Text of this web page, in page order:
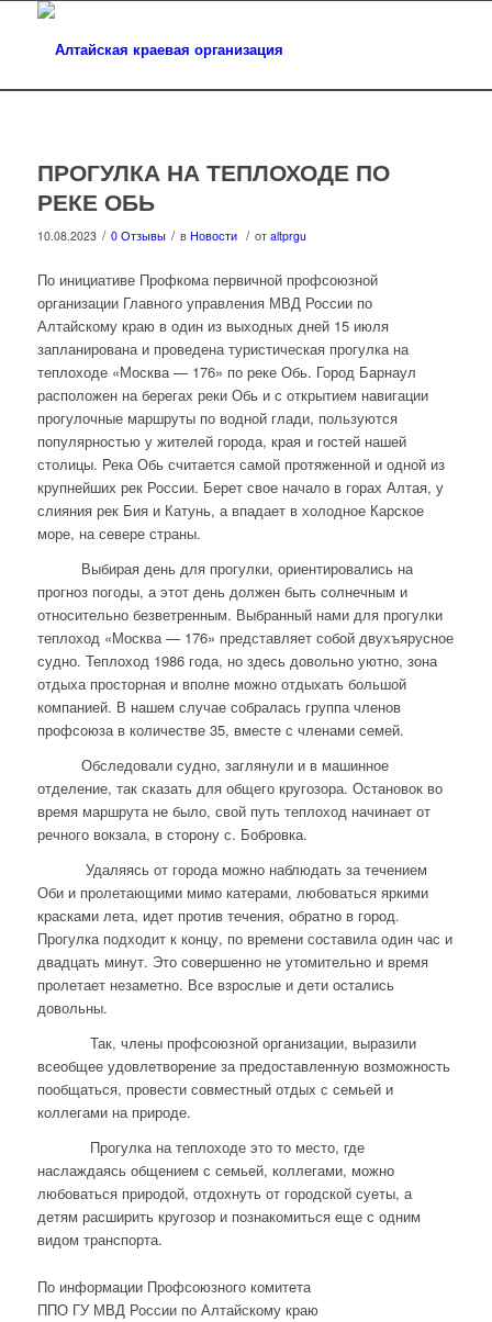
ПРОГУЛКА НА ТЕПЛОХОДЕ ПО
РЕКЕ ОБЬ
10.08.2023 / 0 Отзывы / в Новости / от altprgu
По инициативе Профкома первичной профсоюзной
организации Главного управления МВД России по
Алтайскому краю в один из выходных дней 15 июля
запланирована и проведена туристическая прогулка на
теплоходе «Москва — 176» по реке Обь. Город Барнаул
расположен на берегах реки Обь и с открытием навигации
прогулочные маршруты по водной глади, пользуются
популярностью у жителей города, края и гостей нашей
столицы. Река Обь считается самой протяженной и одной из
крупнейших рек России. Берет свое начало в горах Алтая, у
слияния рек Бия и Катунь, а впадает в холодное Карское
море, на севере страны.
Выбирая день для прогулки, ориентировались на
прогноз погоды, а этот день должен быть солнечным и
относительно безветренным. Выбранный нами для прогулки
теплоход «Москва — 176» представляет собой двухъярусное
судно. Теплоход 1986 года, но здесь довольно уютно, зона
отдыха просторная и вполне можно отдыхать большой
компанией. В нашем случае собралась группа членов
профсоюза в количестве 35, вместе с членами семей.
Обследовали судно, заглянули и в машинное
отделение, так сказать для общего кругозора. Остановок во
время маршрута не было, свой путь теплоход начинает от
речного вокзала, в сторону с. Бобровка.
Удаляясь от города можно наблюдать за течением
Оби и пролетающими мимо катерами, любоваться яркими
красками лета, идет против течения, обратно в город.
Прогулка подходит к концу, по времени составила один час и
двадцать минут. Это совершенно не утомительно и время
пролетает незаметно. Все взрослые и дети остались
довольны.
Так, члены профсоюзной организации, выразили
всеобщее удовлетворение за предоставленную возможность
пообщаться, провести совместный отдых с семьей и
коллегами на природе.
Прогулка на теплоходе это то место, где
наслаждаясь общением с семьей, коллегами, можно
любоваться природой, отдохнуть от городской суеты, а
детям расширить кругозор и познакомиться еще с одним
видом транспорта.
По информации Профсоюзного комитета
ППО ГУ МВД России по Алтайскому краю